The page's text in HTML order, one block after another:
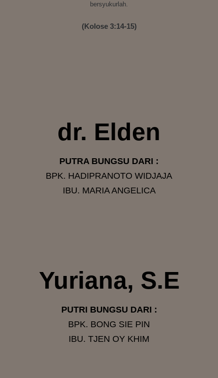
bersyukurlah.
(Kolose 3:14-15)
dr. Elden
PUTRA BUNGSU DARI :
BPK. HADIPRANOTO WIDJAJA
IBU. MARIA ANGELICA
Yuriana, S.E
PUTRI BUNGSU DARI :
BPK. BONG SIE PIN
IBU. TJEN OY KHIM